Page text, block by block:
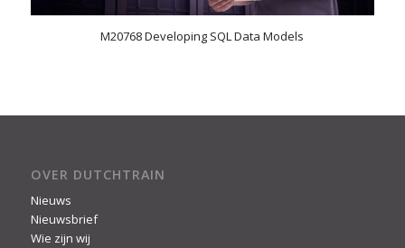
M20768 Developing SQL Data Models
OVER DUTCHTRAIN
Nieuws
Nieuwsbrief
Wie zijn wij